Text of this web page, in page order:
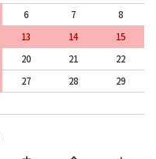
6 7
8
13 14
15
20 21
22
27 28
29